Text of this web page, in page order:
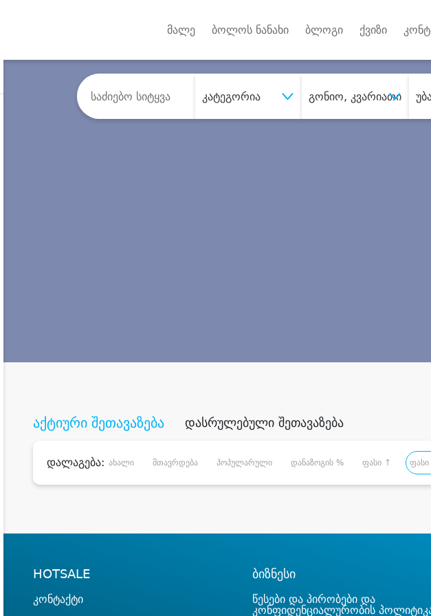
მალე ბოლოს ნანახი ბლოგი ქვიზი
კატეგორია გონიო, კვარიათი
აქტიური შეთავაზება დასრულებული შეთავაზება
დალაგება: ახალი მთავრდება პოპულარული დანაზოგის % ფასი ↑ ფასი
HOTSALE
კონტაქტი
ბიზნესი
წესები და პირობები და
კონფიდენციალურობის